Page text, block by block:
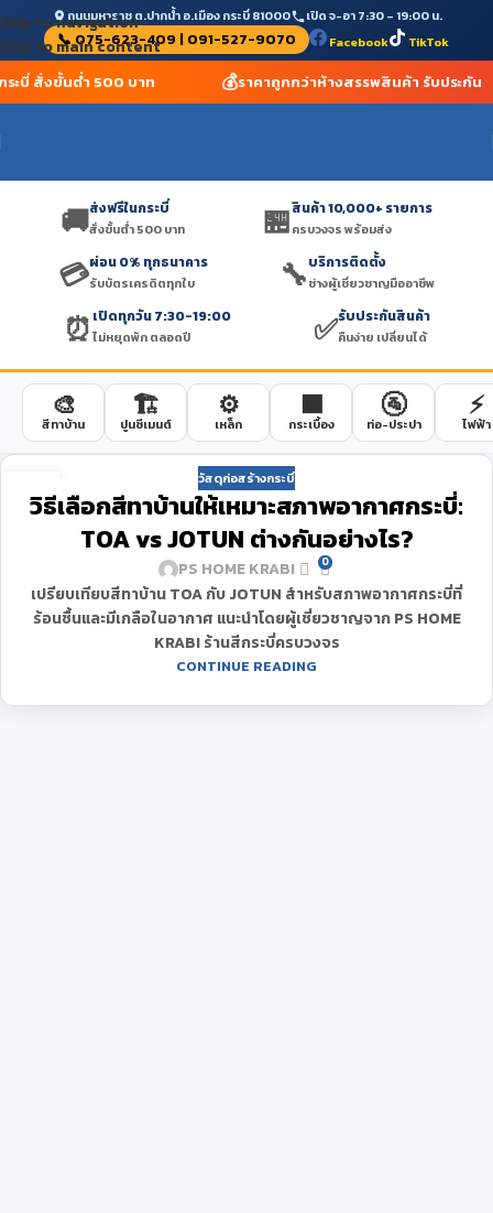
Skip to navigation
Skip to main content
ถนนมหาราช ต.ปากน้ำ อ.เมือง กระบี่ 81000 เปิด จ-อา 7:30 – 19:00 น.
📞 075-623-409 | 091-527-9070 Facebook TikTok
ระบี่ สั่งขั้นต่ำ 500 บาท 💰ราคาถูกกว่าห้างสรรพสินค้า รับประกัน
🚚ส่งฟรีในกระบี่
สั่งขั้นต่ำ 500 บาท 🏪สินค้า 10,000+ รายการ
ครบวงจร พร้อมส่ง
💳ผ่อน 0% ทุกธนาคาร
รับบัตรเครดิตทุกใบ 🔧บริการติดตั้ง
ช่างผู้เชี่ยวชาญมืออาชีพ
⏰ เปิดทุกวัน 7:30-19:00
ไม่หยุดพัก ตลอดปี ✅รับประกันสินค้า
คืนง่าย เปลี่ยนได้
🎨
สีทาบ้าน
🏗️
ปูนซีเมนต์
⚙️
เหล็ก
🟫
กระเบื้อง
🚰
ท่อ-ประปา
⚡
ไฟฟ้า
12
มี.ค.
วัสดุก่อสร้างกระบี่
วิธีเลือกสีทาบ้านให้เหมาะสภาพอากาศกระบี่:
TOA vs JOTUN ต่างกันอย่างไร?
PS HOME KRABI 0
เปรียบเทียบสีทาบ้าน TOA กับ JOTUN สำหรับสภาพอากาศกระบี่ที่
ร้อนชื้นและมีเกลือในอากาศ แนะนำโดยผู้เชี่ยวชาญจาก PS HOME
KRABI ร้านสีกระบี่ครบวงจร
CONTINUE READING